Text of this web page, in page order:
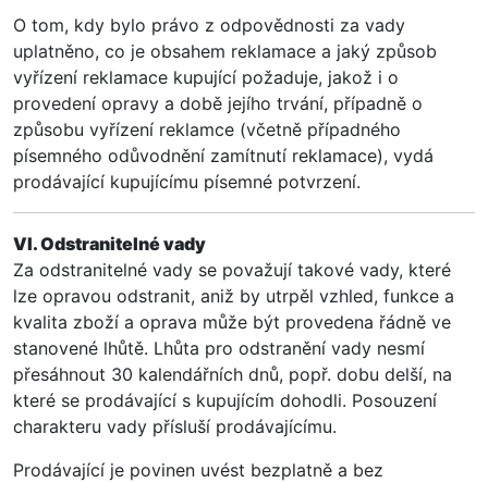
O tom, kdy bylo právo z odpovědnosti za vady
uplatněno, co je obsahem reklamace a jaký způsob
vyřízení reklamace kupující požaduje, jakož i o
provedení opravy a době jejího trvání, případně o
způsobu vyřízení reklamce (včetně případného
písemného odůvodnění zamítnutí reklamace), vydá
prodávající kupujícímu písemné potvrzení.
VI. Odstranitelné vady
Za odstranitelné vady se považují takové vady, které
lze opravou odstranit, aniž by utrpěl vzhled, funkce a
kvalita zboží a oprava může být provedena řádně ve
stanovené lhůtě. Lhůta pro odstranění vady nesmí
přesáhnout 30 kalendářních dnů, popř. dobu delší, na
které se prodávající s kupujícím dohodli. Posouzení
charakteru vady přísluší prodávajícímu.
Prodávající je povinen uvést bezplatně a bez